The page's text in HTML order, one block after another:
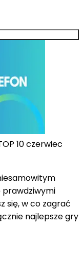
10 czerwiec
prawdziwymi
się, w co zagrać
najlepsze gry